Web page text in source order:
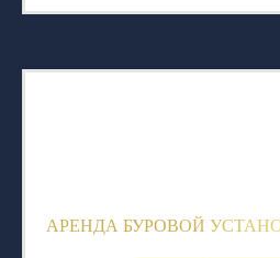
АРЕНДА БУРОВОЙ